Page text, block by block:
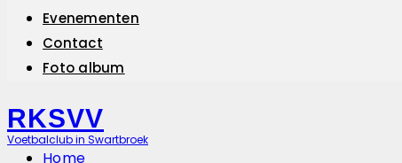
Evenementen
Contact
Foto album
RKSVV
Voetbalclub in Swartbroek
Home